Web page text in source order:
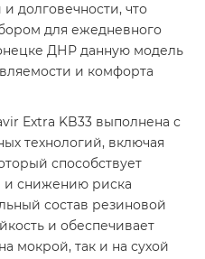
долговечности, что
для ежедневного
ДНР данную модель
и комфорта
Extra KB33 выполнена с
технологий, включая
способствует
и снижению риска
состав резиновой
и обеспечивает
мокрой, так и на сухой